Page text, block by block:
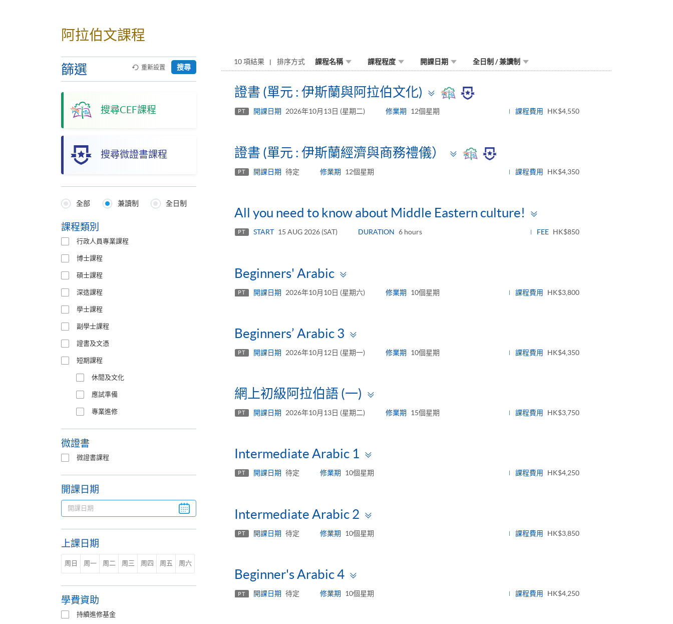
阿拉伯文課程
篩選
搜尋CEF課程
搜尋微證書課程
重新設置 搜尋
Programmes
Type
全部 兼讀制 全日制
課程類別
行政人員專業課程
博士課程
碩士課程
深造課程
學士課程
副學士課程
證書及文憑
短期課程
休閒及文化
應試準備
專業進修
微證書
微證書課程
開課日期
上課日期
周日 周一 周二 周三 周四 周五 周六
學費資助
持續進修基金
10 項結果 排序方式 課程名稱 課程程度 開課日期 全日制 / 兼讀制
證書 (單元 : 伊斯蘭與阿拉伯文化)
Toggle
PT 開課日期 2026年10月13日 (星期二) 修業期 12個星期 課程費用 HK$4,550
證書 (單元 : 伊斯蘭經濟與商務禮儀）
Toggle
PT 開課日期 待定 修業期 12個星期 課程費用 HK$4,350
All you need to know about Middle Eastern culture!
panel
PT START 15 AUG 2026 (SAT) DURATION 6 hours FEE HK$850
Beginners' Arabic
panel
PT 開課日期 2026年10月10日 (星期六) 修業期 10個星期 課程費用 HK$3,800
Beginners’ Arabic 3
panel
PT 開課日期 2026年10月12日 (星期一) 修業期 10個星期 課程費用 HK$4,350
網上初級阿拉伯語 (一)
panel
PT 開課日期 2026年10月13日 (星期二) 修業期 15個星期 課程費用 HK$3,750
Intermediate Arabic 1
PT 開課日期 待定 修業期 10個星期 課程費用 HK$4,250
Intermediate Arabic 2
PT 開課日期 待定 修業期 10個星期 課程費用 HK$3,850
Beginner's Arabic 4
panel
PT 開課日期 待定 修業期 10個星期 課程費用 HK$4,250